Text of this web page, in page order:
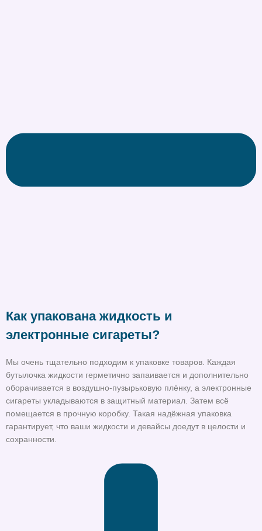
Как упакована жидкость и
электронные сигареты?
Мы очень тщательно подходим к упаковке товаров. Каждая
бутылочка жидкости герметично запаивается и дополнительно
оборачивается в воздушно-пузырьковую плёнку, а электронные
сигареты укладываются в защитный материал. Затем всё
помещается в прочную коробку. Такая надёжная упаковка
гарантирует, что ваши жидкости и девайсы доедут в целости и
сохранности.